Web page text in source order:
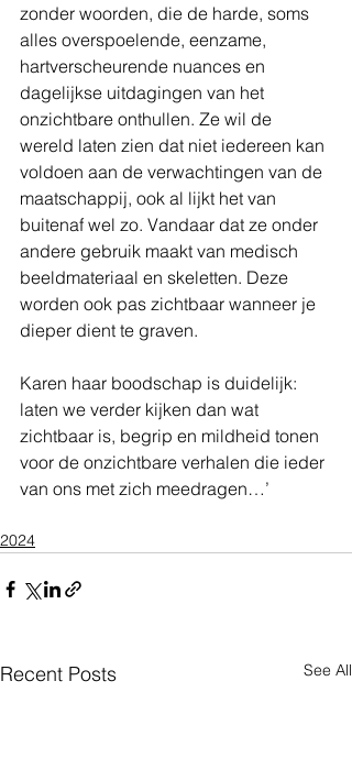
zonder woorden, die de harde, soms
alles overspoelende, eenzame,
hartverscheurende nuances en
dagelijkse uitdagingen van het
onzichtbare onthullen. Ze wil de
wereld laten zien dat niet iedereen kan
voldoen aan de verwachtingen van de
maatschappij, ook al lijkt het van
buitenaf wel zo. Vandaar dat ze onder
andere gebruik maakt van medisch
beeldmateriaal en skeletten. Deze
worden ook pas zichtbaar wanneer je
dieper dient te graven.
Karen haar boodschap is duidelijk:
laten we verder kijken dan wat
zichtbaar is, begrip en mildheid tonen
voor de onzichtbare verhalen die ieder
van ons met zich meedragen…’
2024
Recent Posts See All